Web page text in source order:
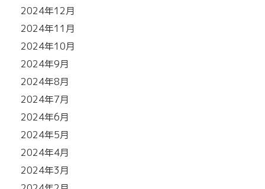
2024年12月
2024年11月
2024年10月
2024年9月
2024年8月
2024年7月
2024年6月
2024年5月
2024年4月
2024年3月